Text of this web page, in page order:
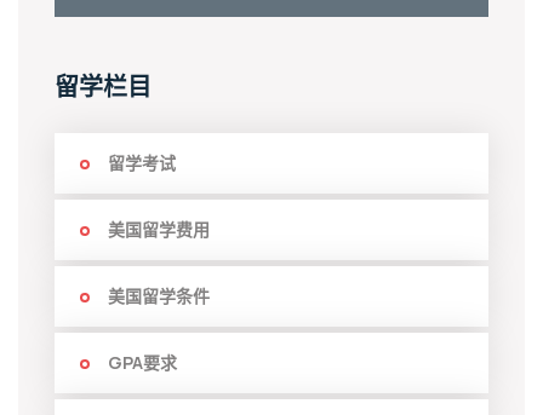
留学栏目
留学考试
美国留学费用
美国留学条件
GPA要求